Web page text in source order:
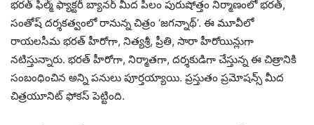
భరత్ ఫిల్మ్ ఫ్యాక్టరీ బ్యానర్ మీద పీలం పురుషోత్తం నిర్మాణంలో భరత్,
సంతోష్ దర్శకత్వంలో రానున్న చిత్రం ‘జగన్నాథ్’. ఈ మూవీలో
రాయలసీమ భరత్ హీరోగా, నిత్యశ్రీ, ప్రీతి, సారా హీరోయిన్లుగా
నటిస్తున్నారు. భరత్ హీరోగా, నిర్మాతగా, దర్శకుడిగా చేస్తున్న ఈ చిత్రానికి
సంబంధించిన అన్ని పనులు పూర్తయ్యాయి. ప్రస్తుతం ప్రమోషన్స్ మీద
చిత్రయూనిట్ ఫోకస్ పెట్టింది.